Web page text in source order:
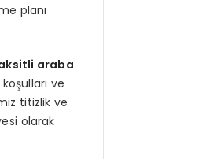
planı
araba
ve
titizlik ve
olarak